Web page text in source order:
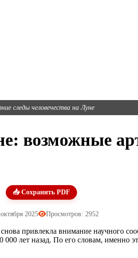
следы человечества на Луне
возможные
📥 Сохранить PDF
2025 Просмотров: 2952
привлекла внимание научного
лет назад. По его словам, именно